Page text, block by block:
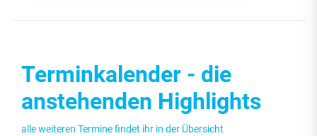
Terminkalender - die
anstehenden Highlights
alle weiteren Termine findet ihr in der Übersicht